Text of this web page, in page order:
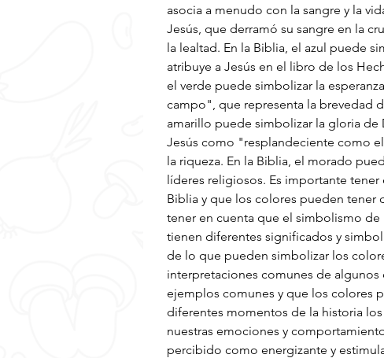
asocia a menudo con la sangre y la
Jesús, que derramó su sangre en la
la lealtad. En la Biblia, el azul puede
atribuye a Jesús en el libro de los
el verde puede simbolizar la
campo", que representa la brevedad
amarillo puede simbolizar la gloria
Jesús como "resplandeciente como
la riqueza. En la Biblia, el morado
líderes religiosos. Es importante
Biblia y que los colores pueden tener
tener en cuenta que el simbolismo
tienen diferentes significados y
de lo que pueden simbolizar los
interpretaciones comunes de
ejemplos comunes y que los colores
diferentes momentos de la historia
nuestras emociones y
percibido como energizante y